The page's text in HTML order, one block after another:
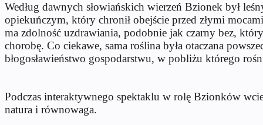
Według dawnych słowiańskich wierzeń Bzionek był
opiekuńczym, który chronił obejście przed złymi
ma zdolność uzdrawiania, podobnie jak czarny bez,
chorobę. Co ciekawe, sama roślina była otaczana
błogosławieństwo gospodarstwu, w pobliżu którego
Podczas interaktywnego spektaklu w rolę Bzionków
natura i równowaga.